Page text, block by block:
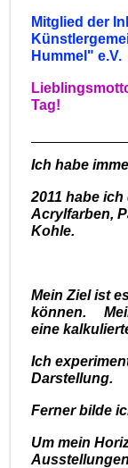
Mitglied der
Hummel" e.V.
Tag!
Ich habe
2011 habe
Acrylfarben,
Kohle.
Mein Ziel ist
können.
eine
Ich
Darstellung.
Ferner bilde
Um mein